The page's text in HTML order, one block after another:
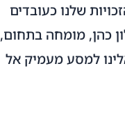
שלנו כעובדים
כהן, מומחה בתחום,
למסע מעמיק אל